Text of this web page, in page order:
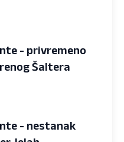
- privremeno
Šaltera
- nestanak